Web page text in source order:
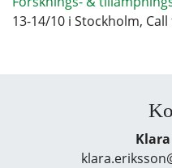
13-14/10 i Stockholm,